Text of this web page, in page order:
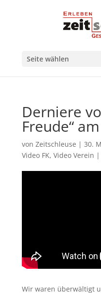
Seite wählen
Derniere
Freude“
von Zeitschleuse | 30.
Video FK, Video Verein |
Wir waren überwältigt